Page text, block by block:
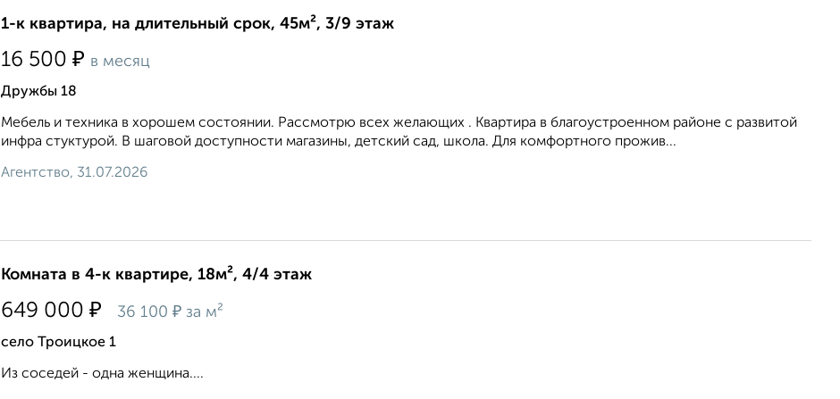
1-к квартира, на длительный срок, 45м², 3/9 этаж
16 500 ₽ в месяц
Дружбы 18
Мебель и техника в хорошем состоянии. Рассмотрю всех желающих . Квартира в благоустроенном районе с развитой
инфра стуктурой. В шаговой доступности магазины, детский сад, школа. Для комфортного прожив...
Агентство, 31.07.2026
Комната в 4-к квартире, 18м², 4/4 этаж
649 000 ₽ 36 100 ₽ за м²
село Троицкое 1
Из соседей - одна женщина....